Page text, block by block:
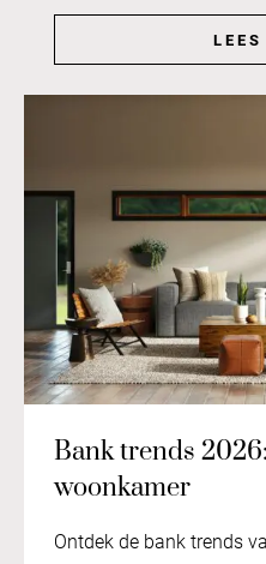
LEES
Bank trends
woonkamer
Ontdek de bank trends